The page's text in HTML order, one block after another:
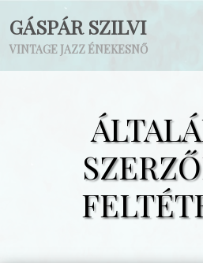
GÁSPÁR SZILVI
VINTAGE JAZZ ÉNEKESNŐ